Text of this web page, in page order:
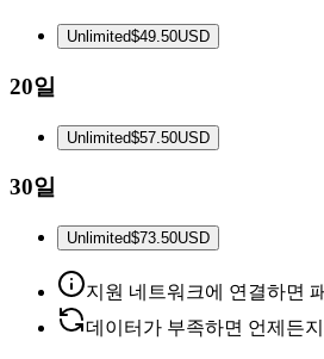
Unlimited$49.50USD
20일
Unlimited$57.50USD
30일
Unlimited$73.50USD
지원 네트워크에 연결하면
데이터가 부족하면 언제든